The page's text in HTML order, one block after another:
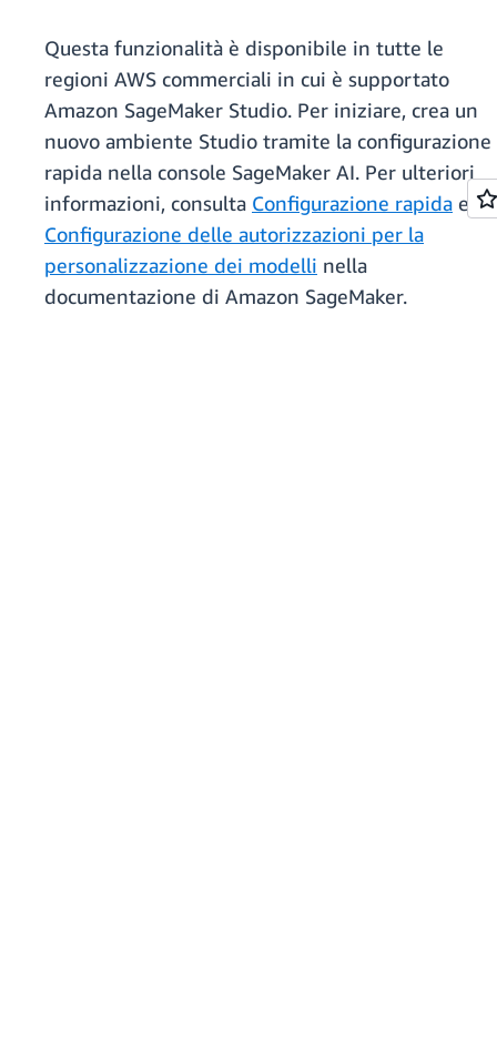
Questa funzionalità è disponibile in tutte le
regioni AWS commerciali in cui è supportato
Amazon SageMaker Studio. Per iniziare, crea un
nuovo ambiente Studio tramite la configurazione
rapida nella console SageMaker AI. Per ulteriori
informazioni, consulta Configurazione rapida e
Configurazione delle autorizzazioni per la
personalizzazione dei modelli nella
documentazione di Amazon SageMaker.